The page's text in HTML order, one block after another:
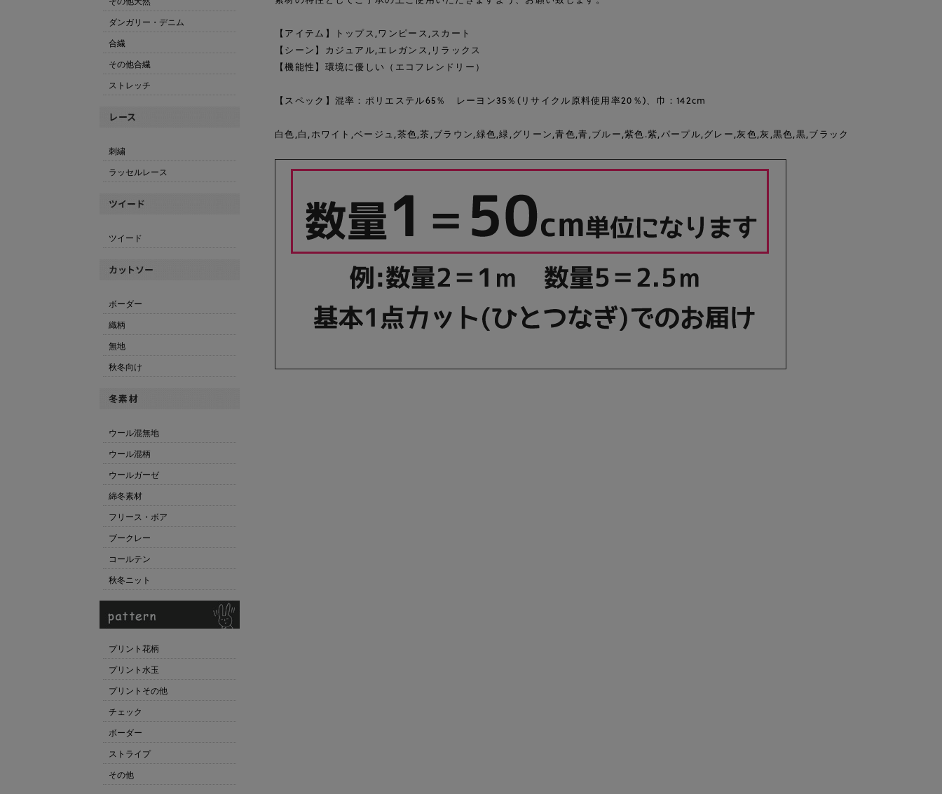
ダンガリー・デニム
合繊
その他合繊
ストレッチ
刺繍
ラッセルレース
ツイード
ボーダー
織柄
無地
秋冬向け
ウール混無地
ウール混柄
ウールガーゼ
綿冬素材
フリース・ボア
ブークレー
コールテン
秋冬ニット
プリント花柄
プリント水玉
プリントその他
チェック
ボーダー
ストライプ
その他
【アイテム】トップス,ワンピース,スカート
【シーン】カジュアル,エレガンス,リラックス
【機能性】環境に優しい（エコフレンドリー）
【スペック】混率：ポリエステル65％ レーヨン35％(リサイクル原料使用率20％)、巾：142cm
白色,白,ホワイト,ベージュ,茶色,茶,ブラウン,緑色,緑,グリーン,青色,青,ブルー,紫色.紫,パープル,グレー,灰色,灰,黒色,黒,ブラック